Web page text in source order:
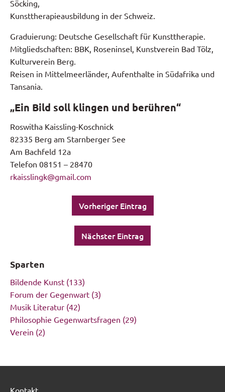
Söcking,
Kunsttherapieausbildung in der Schweiz.
Graduierung: Deutsche Gesellschaft für Kunsttherapie.
Mitgliedschaften: BBK, Roseninsel, Kunstverein Bad Tölz,
Kulturverein Berg.
Reisen in Mittelmeerländer, Aufenthalte in Südafrika und
Tansania.
„Ein Bild soll klingen und berühren“
Roswitha Kaissling-Koschnick
82335 Berg am Starnberger See
Am Bachfeld 12a
Telefon 08151 – 28470
rkaisslingk@gmail.com
Vorheriger Eintrag
Nächster Eintrag
Sparten
Bildende Kunst (133)
Forum der Gegenwart (3)
Musik Literatur (42)
Philosophie Gegenwartsfragen (29)
Verein (2)
Kontakt